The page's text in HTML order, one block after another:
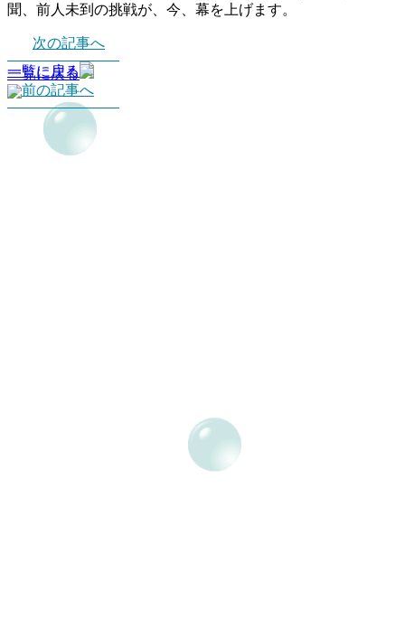
聞、前人未到の挑戦が、今、幕を上げます。
次の記事へ
一覧に戻る
前の記事へ
一覧に戻る